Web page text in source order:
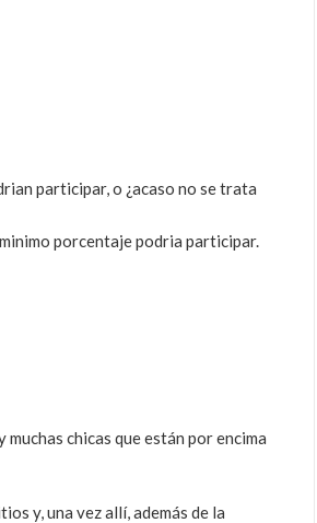
participar, o ¿acaso no se trata
porcentaje podria participar.
chicas que están por encima
y, una vez allí, además de la